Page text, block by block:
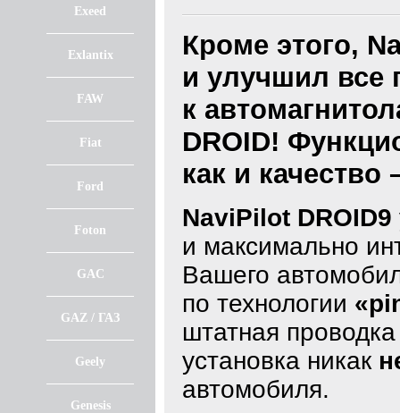
Exeed
Exlantix
FAW
Fiat
Ford
Foton
GAC
GAZ / ГАЗ
Geely
Genesis
Кроме этого,
и улучшил все
к
DROID!
как и качество
NaviPilot DROID9
и максимально
Вашего
по технологии
штатная
установка никак
автомобиля.